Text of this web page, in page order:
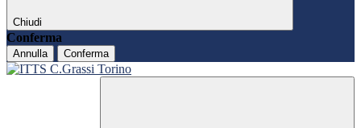
Chiudi
Conferma
Annulla Conferma